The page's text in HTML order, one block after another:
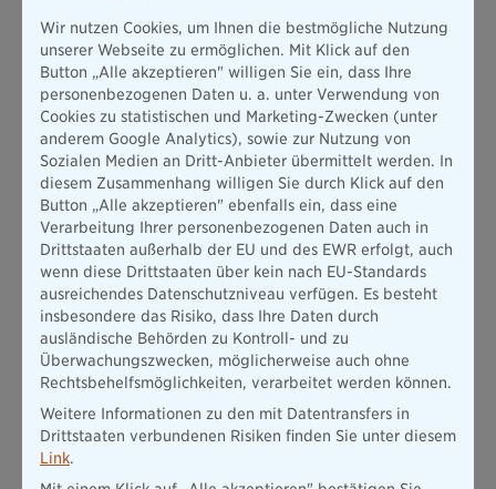
Themen und attraktiven Angeboten der Bayerischen aus den
Bereichen Altersvorsorge und Familie, Hab und Gut,
Einkommenssicherung sowie Vermögen und Finanzierung
sendet (Newsletter).
Die vorgenannten weiteren Gesellschaften der Bayerischen
sind: Neue Bayerische Beamten Lebensversicherung AG,
Bayerische Beamten Versicherung AG, die Bayerische
Finanzberatungs- und Vermittlungs-GmbH, die Bayerische
Online-Versicherungsagentur und -Marketing GmbH, Pangaea
Life GmbH, alle geschäftsansässig: Thomas-Dehler-Str. 25,
81737 München.
Ihre Einwilligung ist freiwillig. Sie haben das Recht, Ihre
Einwilligung jederzeit zu widerrufen. Durch den Widerruf der
Einwilligung wird die Rechtmäßigkeit der aufgrund der
Einwilligung bis zum Widerruf erfolgten Verarbeitung nicht
berührt. Ihre Einwilligung in die Zusendung des Newsletters
Abmeldelink widerrufen.
Weitere Informationen zur Verarbeitung Ihrer
Wir nutzen Cookies, um Ihnen die bestmögliche Nutzung
unserer Webseite zu ermöglichen. Mit Klick auf den
Button „Alle akzeptieren" willigen Sie ein, dass Ihre
personenbezogenen Daten u. a. unter Verwendung von
Cookies zu statistischen und Marketing-Zwecken (unter
anderem Google Analytics), sowie zur Nutzung von
Sozialen Medien an Dritt-Anbieter übermittelt werden. In
diesem Zusammenhang willigen Sie durch Klick auf den
Button „Alle akzeptieren" ebenfalls ein, dass eine
Verarbeitung Ihrer personenbezogenen Daten auch in
Drittstaaten außerhalb der EU und des EWR erfolgt, auch
wenn diese Drittstaaten über kein nach EU-Standards
ausreichendes Datenschutzniveau verfügen. Es besteht
insbesondere das Risiko, dass Ihre Daten durch
ausländische Behörden zu Kontroll- und zu
Überwachungszwecken, möglicherweise auch ohne
Rechtsbehelfsmöglichkeiten, verarbeitet werden können.
Weitere Informationen zu den mit Datentransfers in
Drittstaaten verbundenen Risiken finden Sie unter diesem
Link.